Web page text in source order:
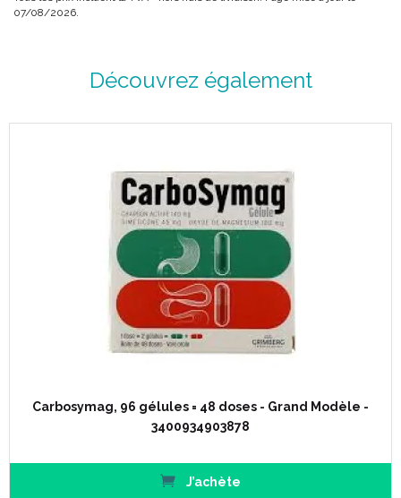
07/08/2026.
Découvrez également
Carbosymag, 96 gélules = 48 doses - Grand Modèle -
3400934903878
J’achète